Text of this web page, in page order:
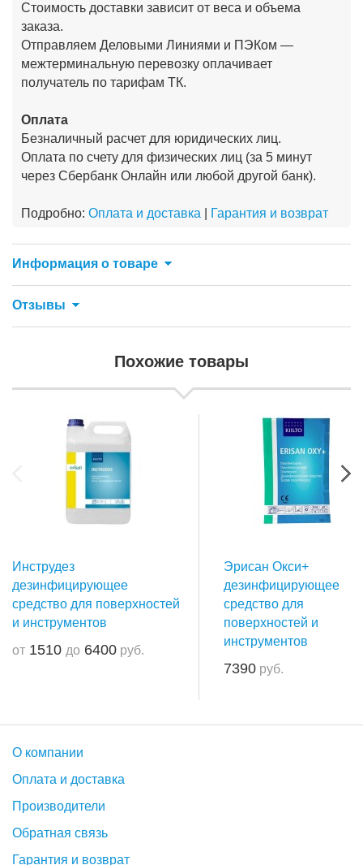
Стоимость доставки зависит от веса и объема
заказа.
Отправляем Деловыми Линиями и ПЭКом —
межтерминальную перевозку оплачивает
получатель по тарифам ТК.
Оплата
Безналичный расчет для юридических лиц.
Оплата по счету для физических лиц (за 5 минут
через Сбербанк Онлайн или любой другой банк).
Подробно: Оплата и доставка Гарантия и возврат
Информация о товаре
Отзывы
Похожие товары
Инструдез
дезинфицирующее
средство для поверхностей
и инструментов
от 1510 до 6400 руб.
Эрисан Окси+
дезинфицирующее
средство для
поверхностей и
инструментов
7390 руб.
О компании
Оплата и доставка
Производители
Обратная связь
Гарантия и возврат